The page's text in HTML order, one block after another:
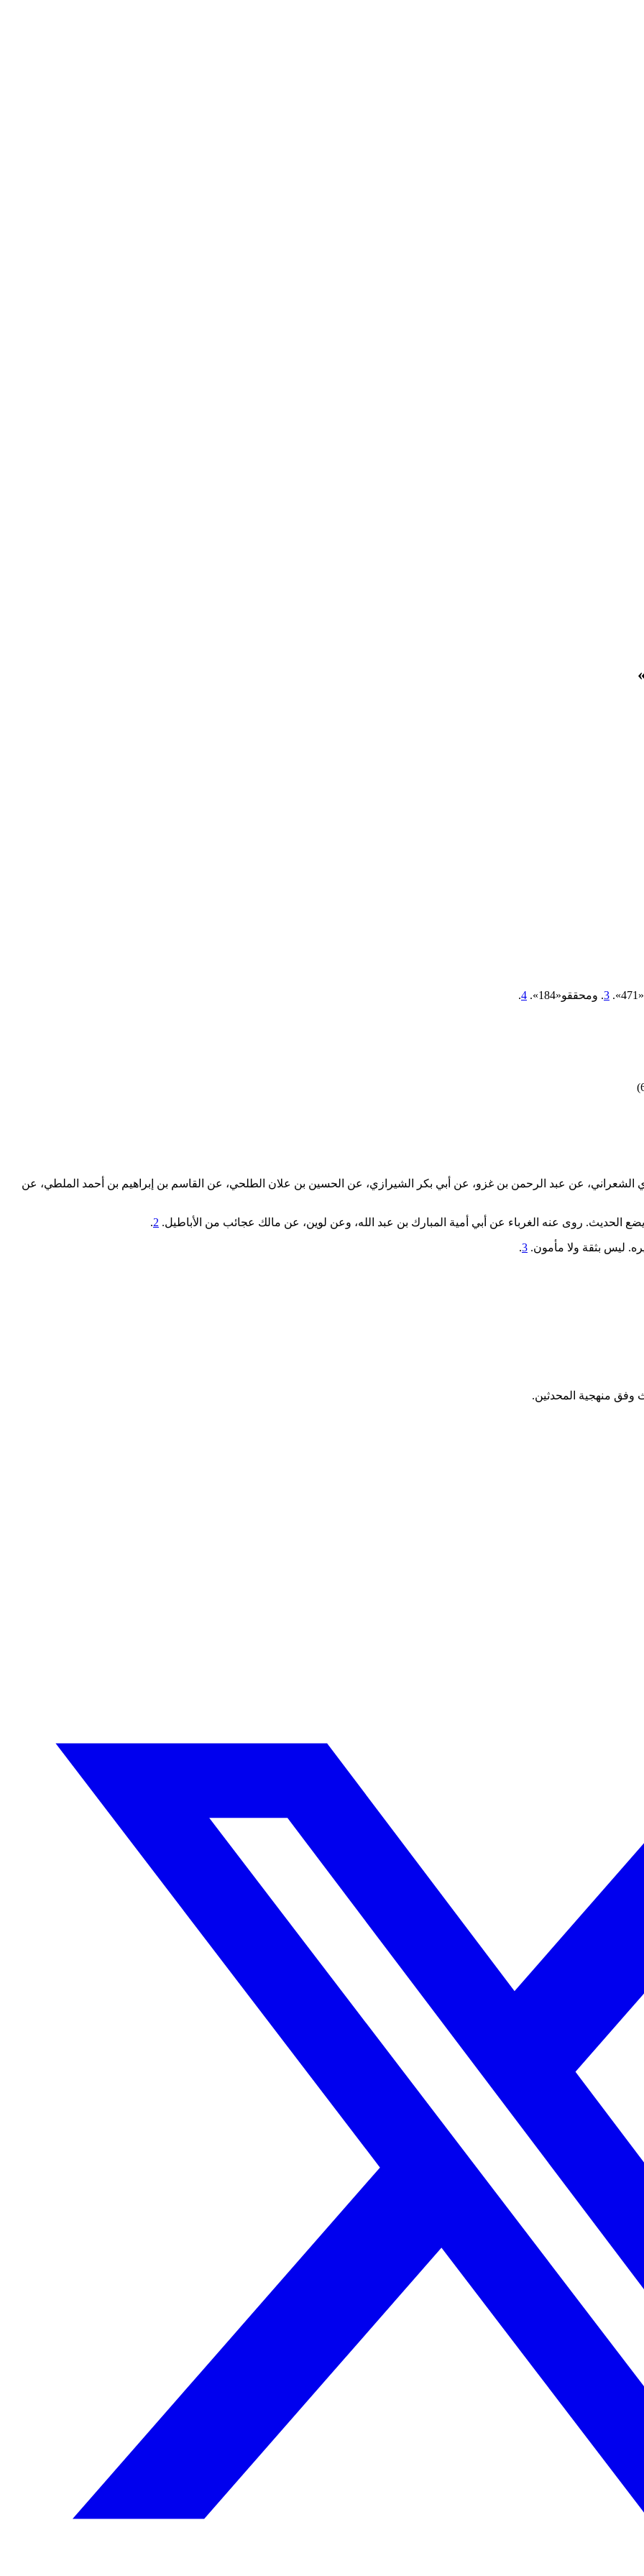
3. ومحققو«184». 4
.
محمد بن شاذي الشعراني، عن عبد الرحمن بن غزو، عن أبي بكر الشيرازي، عن الحسين بن علان الطلحي، عن القاسم بن إبراهيم بن أحمد الملطي، عن
الحديث. روى عنه الغرباء عن أبي أمية المبارك بن عبد الله، وعن لوين، عن مالك عجائب من الأباطيل. 2
.
ليس بثقة ولا مأمون. 3
.
وفق منهجية المحدثين.